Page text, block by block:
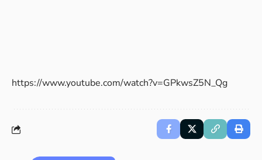
https://www.youtube.com/watch?v=GPkwsZ5N_Qg